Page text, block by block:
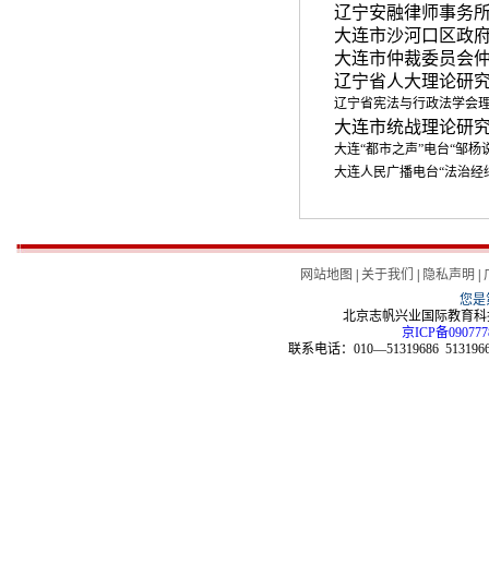
辽宁安融律师事务
大连市沙河口区政
大连市仲裁委员会
辽宁省人大理论研
辽宁省宪法与行政法学会
大连市统战理论研
大连“都市之声”电台“邹杨
大连人民广播电台“法治经
网站地图 关于我们 隐私声明
您
北京志帆兴业国际教育
京ICP备
联系电话：010—51319686